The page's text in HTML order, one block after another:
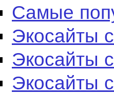
Самые
Экосайты
Экосайты
Экосайты